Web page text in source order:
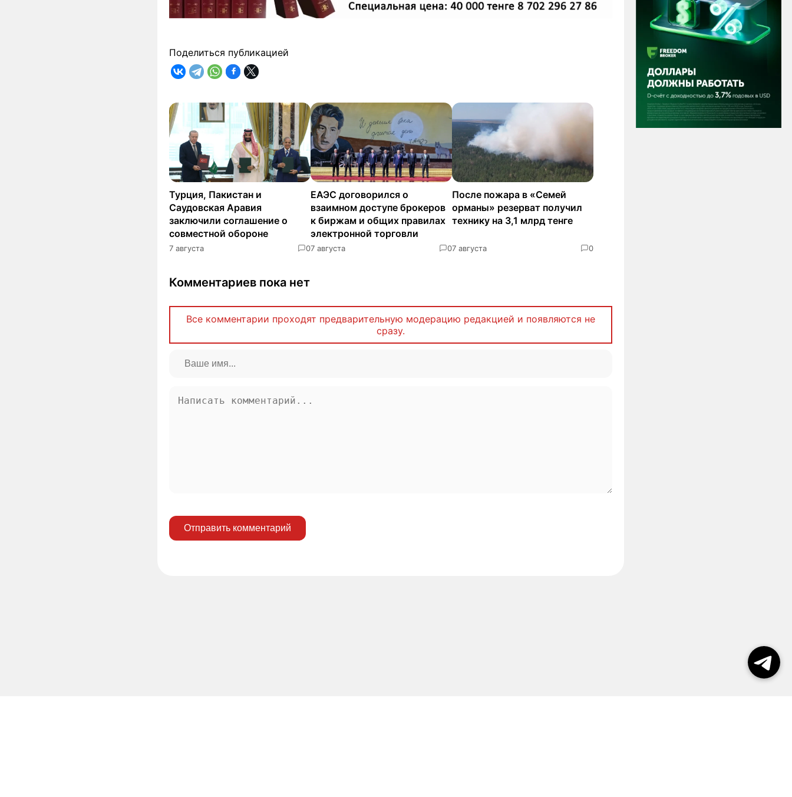
Поделиться публикацией
Турция, Пакистан и
Саудовская Аравия
заключили соглашение о
совместной обороне
7 августа 0
ЕАЭС договорился о
взаимном доступе брокеров
к биржам и общих правилах
электронной торговли
7 августа 0
После пожара в «Семей
орманы» резерват получил
технику на 3,1 млрд тенге
7 августа 0
Комментариев пока нет
Все комментарии проходят предварительную модерацию редакцией и появляются не
сразу.
Отправить комментарий